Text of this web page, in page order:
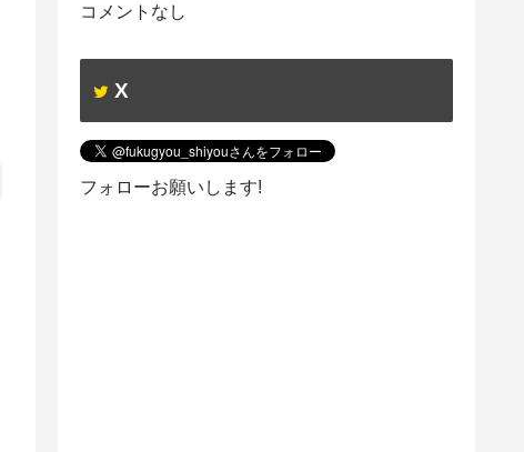
コメントなし
X
フォローお願いします!